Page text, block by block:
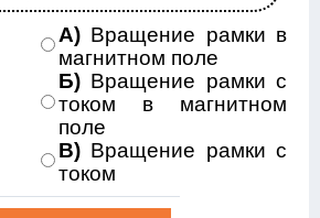
А) Вращение рамки в
магнитном поле
Б) Вращение рамки с
током в магнитном
поле
В) Вращение рамки с
током